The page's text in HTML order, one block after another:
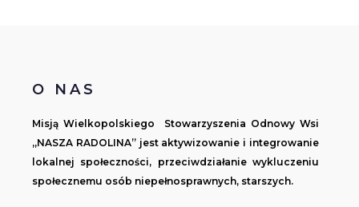
O NAS
Misją Wielkopolskiego Stowarzyszenia Odnowy Wsi
„NASZA RADOLINA” jest aktywizowanie i integrowanie
lokalnej społeczności, przeciwdziałanie wykluczeniu
społecznemu osób niepełnosprawnych, starszych.